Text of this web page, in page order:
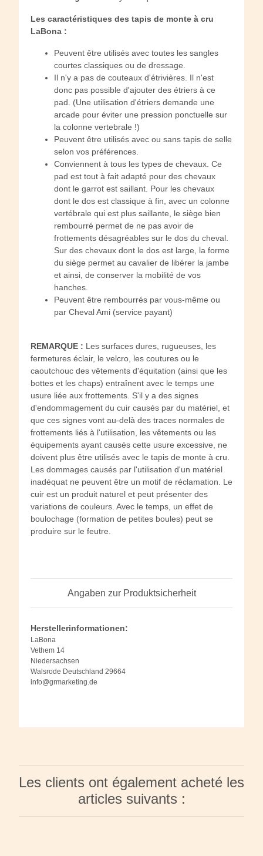
Les caractéristiques des tapis de monte à cru
LaBona :
Peuvent être utilisés avec toutes les sangles
courtes classiques ou de dressage.
Il n'y a pas de couteaux d'étrivières. Il n'est
donc pas possible d'ajouter des étriers à ce
pad. (Une utilisation d'étriers demande une
arcade pour éviter une pression ponctuelle sur
la colonne vertebrale !)
Peuvent être utilisés avec ou sans tapis de selle
selon vos préférences.
Conviennent à tous les types de chevaux. Ce
pad est tout à fait adapté pour des chevaux
dont le garrot est saillant. Pour les chevaux
dont le dos est classique à fin, avec un colonne
vertébrale qui est plus saillante, le siège bien
rembourré permet de ne pas avoir de
frottements désagréables sur le dos du cheval.
Sur des chevaux dont le dos est large, la forme
du siège permet au cavalier de libérer la jambe
et ainsi, de conserver la mobilité de vos
hanches.
Peuvent être rembourrés par vous-même ou
par Cheval Ami (service payant)
REMARQUE : Les surfaces dures, rugueuses, les
fermetures éclair, le velcro, les coutures ou le
caoutchouc des vêtements d'équitation (ainsi que les
bottes et les chaps) entraînent avec le temps une
usure liée aux frottements. S'il y a des signes
d'endommagement du cuir causés par du matériel, et
que ces signes vont au-delà des traces normales de
frottements liés à l'utilisation, les vêtements ou les
équipements ayant causés cette usure excessive, ne
doivent plus être utilisés avec le tapis de monte à cru.
Les dommages causés par l'utilisation d'un matériel
inadéquat ne peuvent être un motif de réclamation. Le
cuir est un produit naturel et peut présenter des
variations de couleurs. Avec le temps, un effet de
boulochage (formation de petites boules) peut se
produire sur le feutre.
Angaben zur Produktsicherheit
Herstellerinformationen:
LaBona
Vethem 14
Niedersachsen
Walsrode Deutschland 29664
info@grmarketing.de
Les clients ont également acheté les
articles suivants :